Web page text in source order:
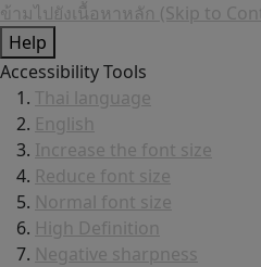
ข้ามไปยังเนื้อหาหลัก (Skip to
Help
Accessibility Tools
Thai language
English
Increase the font size
Reduce font size
Normal font size
High Definition
Negative sharpness